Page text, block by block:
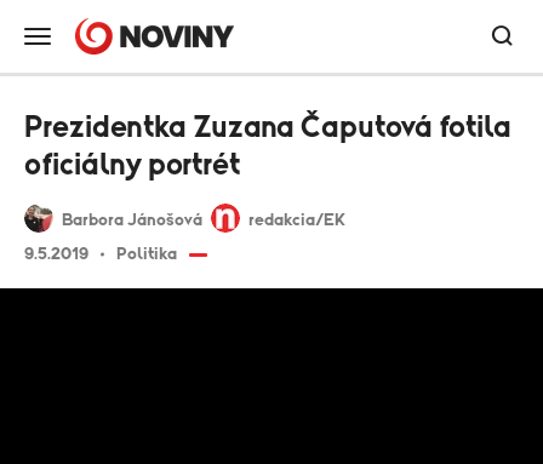
Barbora Jánošová
redakcia/EK
9.5.2019
Politika
Prezidentka Zuzana Čaputová fotila
oficiálny portrét